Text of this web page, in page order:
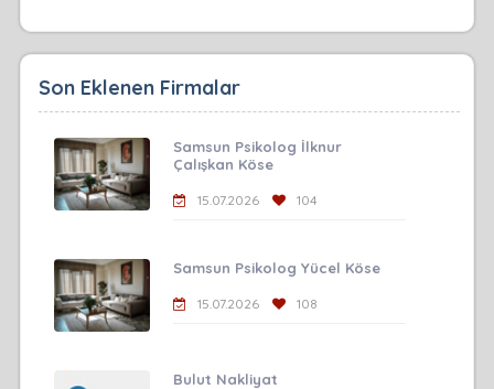
Son Eklenen Firmalar
Samsun Psikolog İlknur
Çalışkan Köse
15.07.2026 104
Samsun Psikolog Yücel Köse
15.07.2026 108
Bulut Nakliyat